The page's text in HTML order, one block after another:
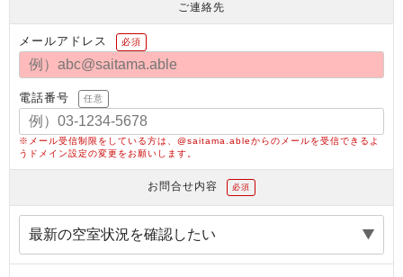
ご連絡先
メールアドレス 必須
電話番号 任意
※メール受信制限をしている方は、@saitama.ableからのメールを受信できるよ
うドメイン設定の変更をお願いします。
お問合せ内容 必須